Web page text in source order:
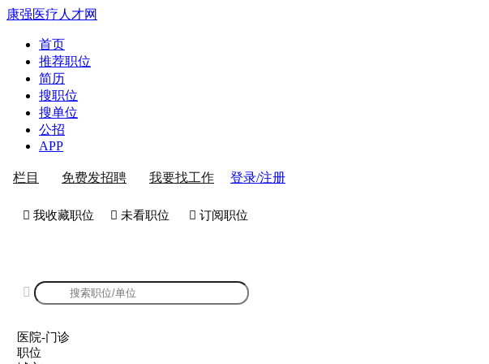
康强医疗人才网
首页
推荐职位
简历
搜职位
搜单位
公招
APP
栏目 免费发招聘 我要找工作 登录/注册
 我收藏职位  未看职位  订阅职位

医院-门诊
职位